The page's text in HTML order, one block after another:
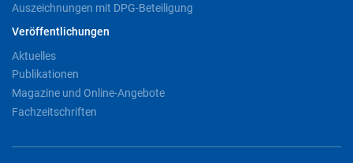
Auszeichnungen mit DPG-Beteiligung
Veröffentlichungen
Aktuelles
Publikationen
Magazine und Online-Angebote
Fachzeitschriften